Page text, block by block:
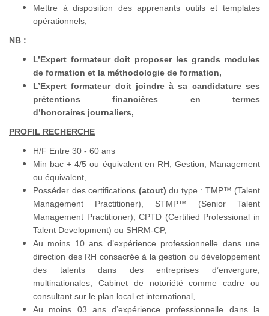
Mettre à disposition des apprenants outils et templates
opérationnels,
NB :
L’Expert formateur doit proposer les grands modules
de formation et la méthodologie de formation,
L’Expert formateur doit joindre à sa candidature ses
prétentions financières en termes
d’honoraires journaliers,
PROFIL RECHERCHE
H/F Entre 30 - 60 ans
Min bac + 4/5 ou équivalent en RH, Gestion, Management
ou équivalent,
Posséder des certifications (atout) du type : TMP™ (Talent
Management Practitioner), STMP™ (Senior Talent
Management Practitioner), CPTD (Certified Professional in
Talent Development) ou SHRM-CP,
Au moins 10 ans d’expérience professionnelle dans une
direction des RH consacrée à la gestion ou développement
des talents dans des entreprises d’envergure,
multinationales, Cabinet de notoriété comme cadre ou
consultant sur le plan local et international,
Au moins 03 ans d’expérience professionnelle dans la